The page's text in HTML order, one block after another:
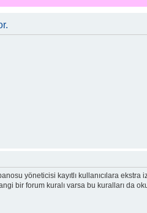
yöneticisi kayıtlı kullanıcılara
bir forum kuralı varsa bu kuralları da